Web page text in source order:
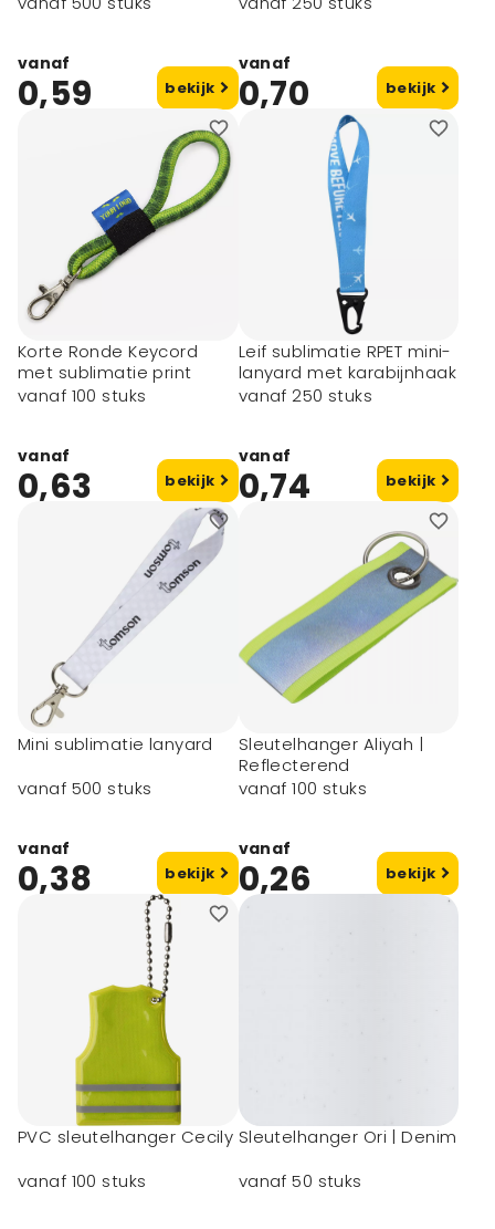
vanaf
0,59 bekijk
vanaf
0,70 bekijk
Korte Ronde Keycord
met sublimatie print
vanaf 100 stuks
vanaf
0,63 bekijk
Leif sublimatie RPET mini-
lanyard met karabijnhaak
vanaf 250 stuks
vanaf
0,74 bekijk
Mini sublimatie lanyard
vanaf 500 stuks
vanaf
0,38 bekijk
Sleutelhanger Aliyah |
Reflecterend
vanaf 100 stuks
vanaf
0,26 bekijk
PVC sleutelhanger Cecily
vanaf 100 stuks
Sleutelhanger Ori | Denim
vanaf 50 stuks